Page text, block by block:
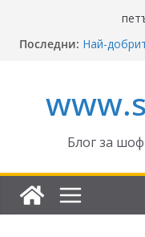
Последни: Най-
пътищата
Отнемане
Промени в
Какво
Блог за